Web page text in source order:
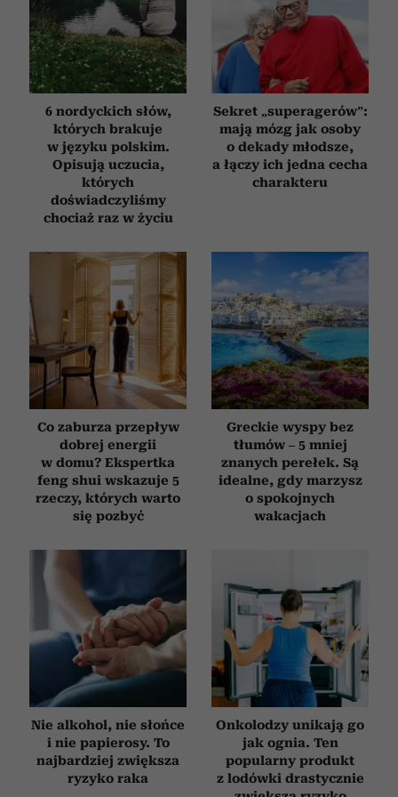
Partnerzy mogą połączyć te informacje z innymi danymi
otrzymanymi od Ciebie lub uzyskanymi podczas
korzystania z ich usług.
6 nordyckich słów,
których brakuje
w języku polskim.
Opisują uczucia,
których
doświadczyliśmy
chociaż raz w życiu
Sekret „superagerów”:
mają mózg jak osoby
o dekady młodsze,
a łączy ich jedna cecha
charakteru
Co zaburza przepływ
dobrej energii
w domu? Ekspertka
feng shui wskazuje 5
rzeczy, których warto
się pozbyć
Greckie wyspy bez
tłumów – 5 mniej
znanych perełek. Są
idealne, gdy marzysz
o spokojnych
wakacjach
Nie alkohol, nie słońce
i nie papierosy. To
najbardziej zwiększa
ryzyko raka
Onkolodzy unikają go
jak ognia. Ten
popularny produkt
z lodówki drastycznie